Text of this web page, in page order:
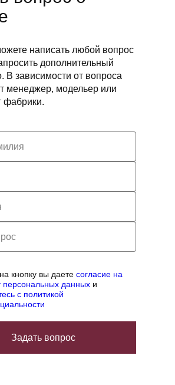
написать любой вопрос
дополнительный
В зависимости от вопроса
менеджер, модельер или
фабрики.
кнопку вы даетесогласие на
персональных данных и
с политикой
Задать вопрос